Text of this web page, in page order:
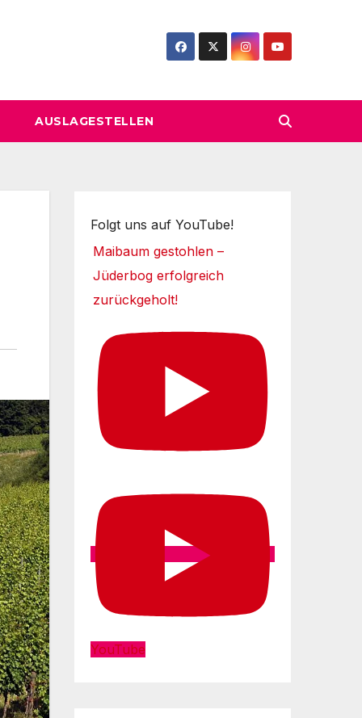
AUSLAGESTELLEN
Folgt uns auf YouTube!
Maibaum gestohlen –
Jüderbog erfolgreich
zurückgeholt!
YouTube